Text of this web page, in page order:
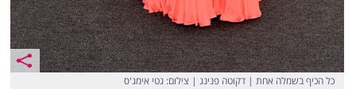
כל הכיף בשמלה אחת | דקוטה פנינג | צילום: גטי אימג'ס